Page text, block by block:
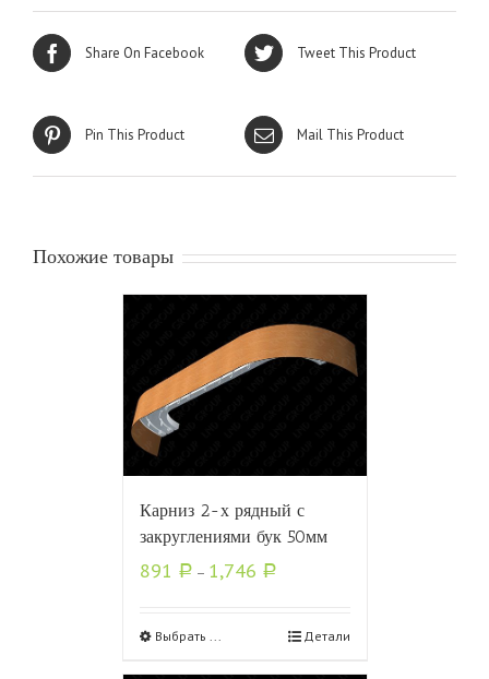
Share On Facebook Tweet This Product
Pin This Product Mail This Product
Похожие товары
Карниз 2-х рядный с
закруглениями бук 50мм
891 Р – 1,746 Р
Выбрать ... Детали